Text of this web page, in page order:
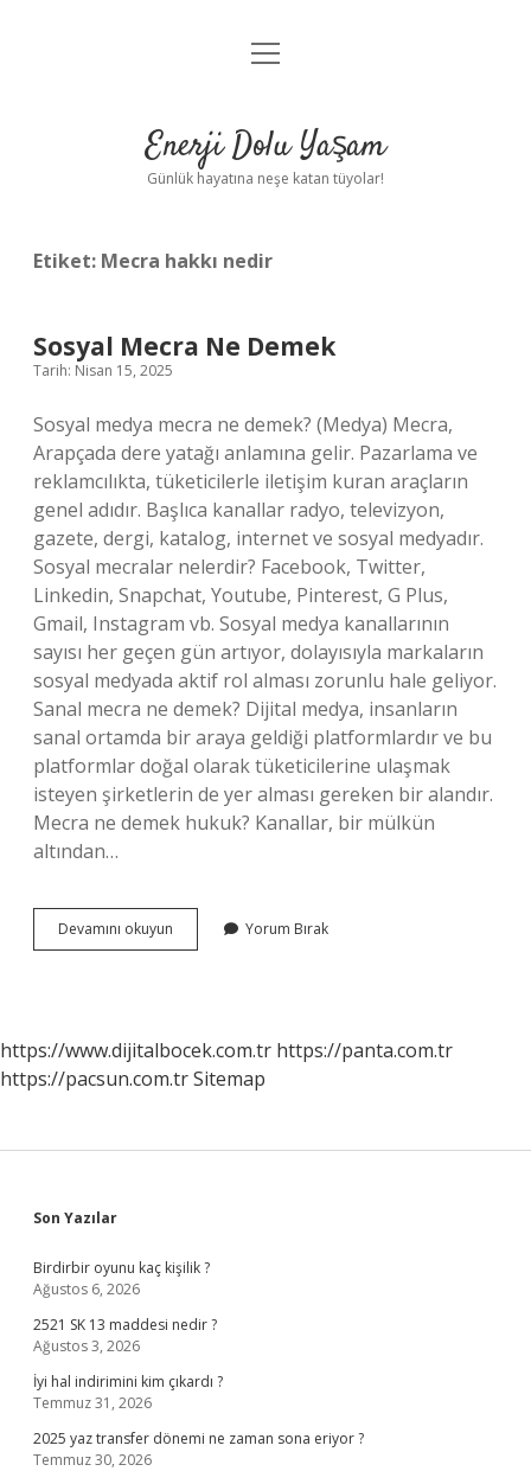
Anasayfa
Yasal Uyarı
menüyü
Enerji Dolu Yaşam
Günlük hayatına neşe katan tüyolar!
Etiket: Mecra hakkı nedir
Sosyal Mecra Ne Demek
Tarih: Nisan 15, 2025
Sosyal medya mecra ne demek? (Medya) Mecra,
Arapçada dere yatağı anlamına gelir. Pazarlama ve
reklamcılıkta, tüketicilerle iletişim kuran araçların
genel adıdır. Başlıca kanallar radyo, televizyon,
gazete, dergi, katalog, internet ve sosyal medyadır.
Sosyal mecralar nelerdir? Facebook, Twitter,
Linkedin, Snapchat, Youtube, Pinterest, G Plus,
Gmail, Instagram vb. Sosyal medya kanallarının
sayısı her geçen gün artıyor, dolayısıyla markaların
sosyal medyada aktif rol alması zorunlu hale geliyor.
Sanal mecra ne demek? Dijital medya, insanların
sanal ortamda bir araya geldiği platformlardır ve bu
platformlar doğal olarak tüketicilerine ulaşmak
isteyen şirketlerin de yer alması gereken bir alandır.
Mecra ne demek hukuk? Kanallar, bir mülkün
altından…
Devamını okuyun
Mecra
Yorum Bırak
https://www.dijitalbocek.com.tr https://panta.com.tr
https://pacsun.com.trSitemap
Sidebar
Son Yazılar
Birdirbir oyunu kaç kişilik ?
Ağustos 6, 2026
2521 SK 13 maddesi nedir ?
Ağustos 3, 2026
İyi hal indirimini kim çıkardı ?
Temmuz 31, 2026
2025 yaz transfer dönemi ne zaman sona eriyor ?
Temmuz 30, 2026